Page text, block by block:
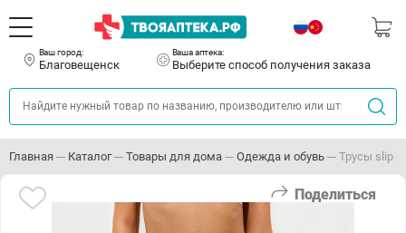
Ваш город:
Благовещенск
Ваша аптека:
Выберите способ получения заказа
Главная Каталог Товары для дома Одежда и обувь Трусы slip
Поделиться